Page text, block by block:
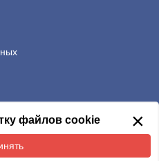
×
файлов cookie